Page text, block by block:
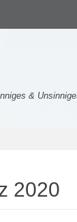
&
2020